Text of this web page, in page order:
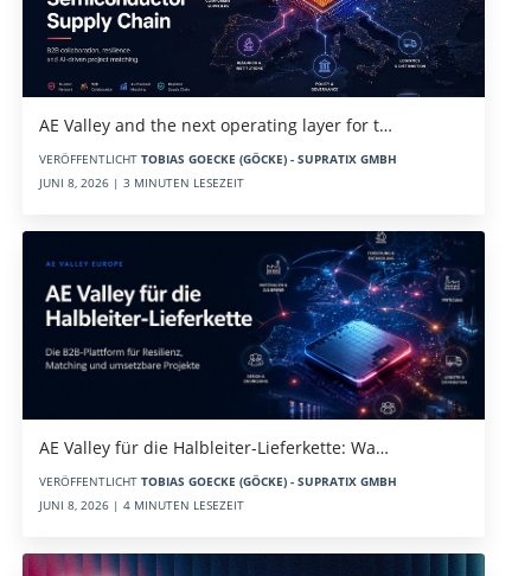
AE Valley and the next operating layer for t…
VERÖFFENTLICHT TOBIAS GOECKE (GÖCKE) - SUPRATIX GMBH
JUNI 8, 2026 | 3 MINUTEN LESEZEIT
AE Valley für die Halbleiter-Lieferkette: Wa…
VERÖFFENTLICHT TOBIAS GOECKE (GÖCKE) - SUPRATIX GMBH
JUNI 8, 2026 | 4 MINUTEN LESEZEIT